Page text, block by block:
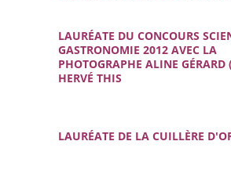
LAURÉATE DU CONCOURS
GASTRONOMIE 2012 AVEC LA
PHOTOGRAPHE ALINE GÉRARD
HERVÉ THIS
LAURÉATE DE LA CUILLÈRE